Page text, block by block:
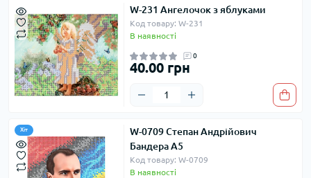
W-231 Ангелочок з яблуками
Код товару: W-231
В наявності
0
40.00 грн
Хіт
W-0709 Степан Андрійович
Бандера А5
Код товару: W-0709
В наявності